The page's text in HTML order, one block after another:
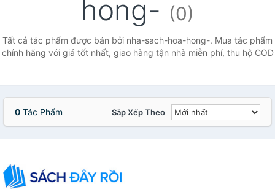
hong- (0)
Tất cả tác phẩm được bán bởi nha-sach-hoa-hong-. Mua tác phẩm
chính hãng với giá tốt nhất, giao hàng tận nhà miễn phí, thu hộ COD
0 Tác Phẩm Sắp Xếp Theo